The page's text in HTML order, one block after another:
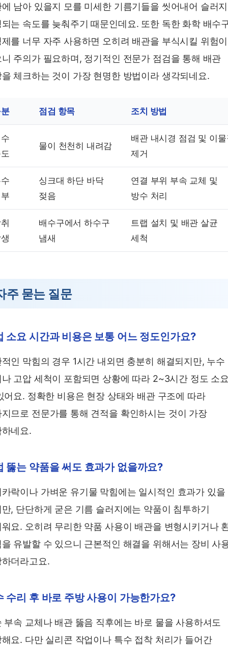
남아 있을지 모를 미세한 기름기들을 씻어내어 슬러
는 속도를 늦춰주기 때문인데요. 또한 독한 화학 배수
를 너무 자주 사용하면 오히려 배관을 부식시킬 위험이
주의가 필요하며, 정기적인 전문가 점검을 통해 배관
체크하는 것이 가장 현명한 방법이라 생각되네요.
점검 항목 조치 방법
물이 천천히 내려감
배관 내시경 점검 및 이
제거
싱크대 하단 바닥
젖음
연결 부위 부속 교체 및
방수 처리
배수구에서 하수구
냄새
트랩 설치 및 배관 살균
세척
주 묻는 질문
소요 시간과 비용은 보통 어느 정도인가요?
인 막힘의 경우 1시간 내외면 충분히 해결되지만, 누수
고압 세척이 포함되면 상황에 따라 2~3시간 정도 소
어요. 정확한 비용은 현장 상태와 배관 구조에 따라
므로 전문가를 통해 견적을 확인하시는 것이 가장
네요.
뚫는 약품을 써도 효과가 없을까요?
락이나 가벼운 유기물 막힘에는 일시적인 효과가 있을
, 단단하게 굳은 기름 슬러지에는 약품이 침투하기
요. 오히려 무리한 약품 사용이 배관을 변형시키거나
유발할 수 있으니 근본적인 해결을 위해서는 장비 사
더라고요.
수리 후 바로 주방 사용이 가능한가요?
부속 교체나 배관 뚫음 직후에는 바로 물을 사용하셔도
요. 다만 실리콘 작업이나 특수 접착 처리가 들어간